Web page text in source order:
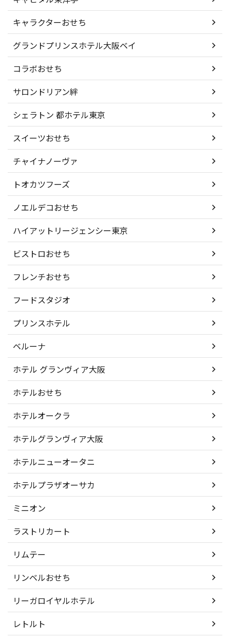
キャラクターおせち
グランドプリンスホテル大阪ベイ
コラボおせち
サロンドリアン絆
シェラトン 都ホテル東京
スイーツおせち
チャイナノーヴァ
トオカツフーズ
ノエルデコおせち
ハイアットリージェンシー東京
ビストロおせち
フレンチおせち
フードスタジオ
プリンスホテル
ベルーナ
ホテル グランヴィア大阪
ホテルおせち
ホテルオークラ
ホテルグランヴィア大阪
ホテルニューオータニ
ホテルプラザオーサカ
ミニオン
ラストリカート
リムテー
リンベルおせち
リーガロイヤルホテル
レトルト